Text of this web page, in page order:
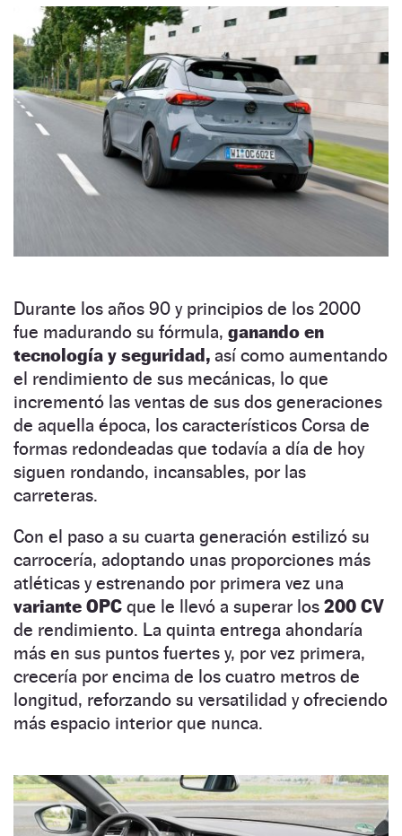
Durante los años 90 y principios de los 2000
fue madurando su fórmula, ganando en
tecnología y seguridad, así como aumentando
el rendimiento de sus mecánicas, lo que
incrementó las ventas de sus dos generaciones
de aquella época, los característicos Corsa de
formas redondeadas que todavía a día de hoy
siguen rondando, incansables, por las
carreteras.
Con el paso a su cuarta generación estilizó su
carrocería, adoptando unas proporciones más
atléticas y estrenando por primera vez una
variante OPC que le llevó a superar los 200 CV
de rendimiento. La quinta entrega ahondaría
más en sus puntos fuertes y, por vez primera,
crecería por encima de los cuatro metros de
longitud, reforzando su versatilidad y ofreciendo
más espacio interior que nunca.